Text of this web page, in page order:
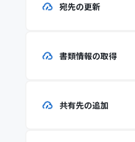
宛先の更新
書類情報の取得
共有先の追加